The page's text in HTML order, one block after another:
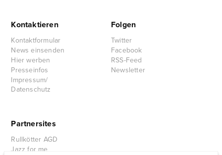
Kontaktieren
Kontaktformular
News einsenden
Hier werben
Presseinfos
Impressum/
Datenschutz
Folgen
Twitter
Facebook
RSS-Feed
Newsletter
Partnersites
Rullkötter AGD
Jazz for me